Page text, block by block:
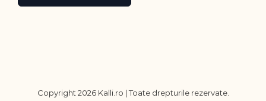
Copyright 2026 Kalli.ro | Toate drepturile rezervate.